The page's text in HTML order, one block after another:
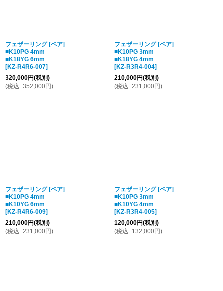
フェザーリング [ペア]
■K10PG 4mm
■K18YG 6mm
[KZ-R4R6-007]
320,000円(税別)
(税込 : 352,000円)
フェザーリング [ペア]
■K10PG 3mm
■K18YG 4mm
[KZ-R3R4-004]
210,000円(税別)
(税込 : 231,000円)
フェザーリング [ペア]
■K10PG 4mm
■K10YG 6mm
[KZ-R4R6-009]
210,000円(税別)
(税込 : 231,000円)
フェザーリング [ペア]
■K10PG 3mm
■K10YG 4mm
[KZ-R3R4-005]
120,000円(税別)
(税込 : 132,000円)